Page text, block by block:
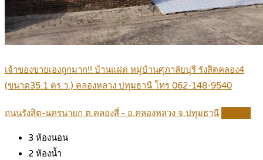
เจ้าของขายเองถูกมาก!! บ้านแฝด หมู่บ้านศุภาลัยบุรี รังสิตคลอง4
(ขนาด35.1 ตร.ว.) คลองหลวง ปทุมธานี โทร 062-148-9540
ถนนรังสิต-นครนายก ต.คลองสี่ - อ.คลองหลวง จ.ปทุมธานี
3 ห้องนอน
2 ห้องน้ำ